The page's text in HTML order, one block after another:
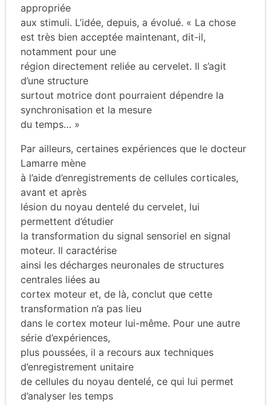
appropriée
aux stimuli. L’idée, depuis, a évolué. « La chose
est très bien acceptée maintenant, dit-il,
notamment pour une
région directement reliée au cervelet. Il s’agit
d’une structure
surtout motrice dont pourraient dépendre la
synchronisation et la mesure
du temps… »
Par ailleurs, certaines expériences que le docteur
Lamarre mène
à l’aide d’enregistrements de cellules corticales,
avant et après
lésion du noyau dentelé du cervelet, lui
permettent d’étudier
la transformation du signal sensoriel en signal
moteur. Il caractérise
ainsi les décharges neuronales de structures
centrales liées au
cortex moteur et, de là, conclut que cette
transformation n’a pas lieu
dans le cortex moteur lui-même. Pour une autre
série d’expériences,
plus poussées, il a recours aux techniques
d’enregistrement unitaire
de cellules du noyau dentelé, ce qui lui permet
d’analyser les temps